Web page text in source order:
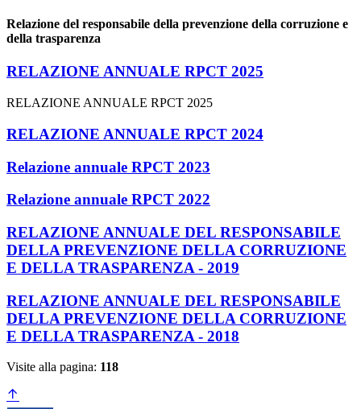
Relazione del responsabile della prevenzione della corruzione e
della trasparenza
RELAZIONE ANNUALE RPCT 2025
RELAZIONE ANNUALE RPCT 2025
RELAZIONE ANNUALE RPCT 2024
Relazione annuale RPCT 2023
Relazione annuale RPCT 2022
RELAZIONE ANNUALE DEL RESPONSABILE
DELLA PREVENZIONE DELLA CORRUZIONE
E DELLA TRASPARENZA - 2019
RELAZIONE ANNUALE DEL RESPONSABILE
DELLA PREVENZIONE DELLA CORRUZIONE
E DELLA TRASPARENZA - 2018
Visite alla pagina: 118